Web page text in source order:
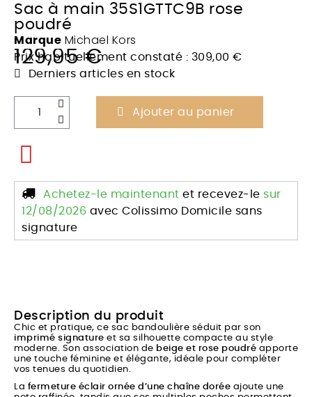
Sac à main 35S1GTTC9B rose
poudré
Marque Michael Kors
129,95 € TTC
Prix habituellement constaté : 309,00 €
Derniers articles en stock
Ajouter au panier
Achetez-le maintenant et recevez-le sur
12/08/2026 avec Colissimo Domicile sans
signature
Description du produit
Chic et pratique, ce sac bandoulière séduit par son
imprimé signature et sa silhouette compacte au style
moderne. Son association de beige et rose poudré apporte
une touche féminine et élégante, idéale pour compléter
vos tenues du quotidien.
La fermeture éclair ornée d’une chaîne dorée ajoute une